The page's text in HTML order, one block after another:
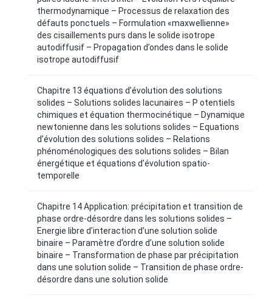
thermodynamique – Processus de relaxation des
défauts ponctuels – Formulation «maxwellienne»
des cisaillements purs dans le solide isotrope
autodiffusif – Propagation d’ondes dans le solide
isotrope autodiffusif
Chapitre 13 équations d’évolution des solutions
solides – Solutions solides lacunaires – P otentiels
chimiques et équation thermocinétique – Dynamique
newtonienne dans les solutions solides – Equations
d’évolution des solutions solides – Relations
phénoménologiques des solutions solides – Bilan
énergétique et équations d’évolution spatio-
temporelle
Chapitre 14 Application: précipitation et transition de
phase ordre-désordre dans les solutions solides –
Energie libre d’interaction d’une solution solide
binaire – Paramètre d’ordre d’une solution solide
binaire – Transformation de phase par précipitation
dans une solution solide – Transition de phase ordre-
désordre dans une solution solide